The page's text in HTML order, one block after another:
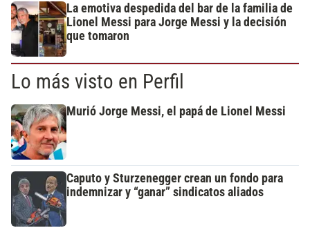
La emotiva despedida del bar de la familia de
Lionel Messi para Jorge Messi y la decisión
que tomaron
Lo más visto en Perfil
Murió Jorge Messi, el papá de Lionel Messi
Caputo y Sturzenegger crean un fondo para
indemnizar y “ganar” sindicatos aliados